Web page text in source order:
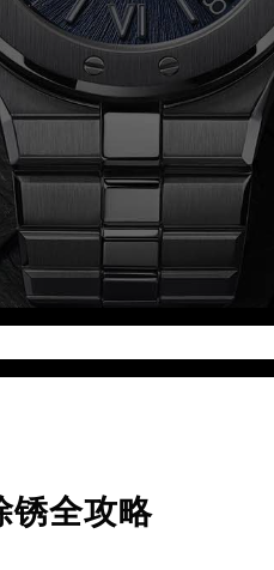
（非大陆需加拨“+86”）
预约）
锈全攻略